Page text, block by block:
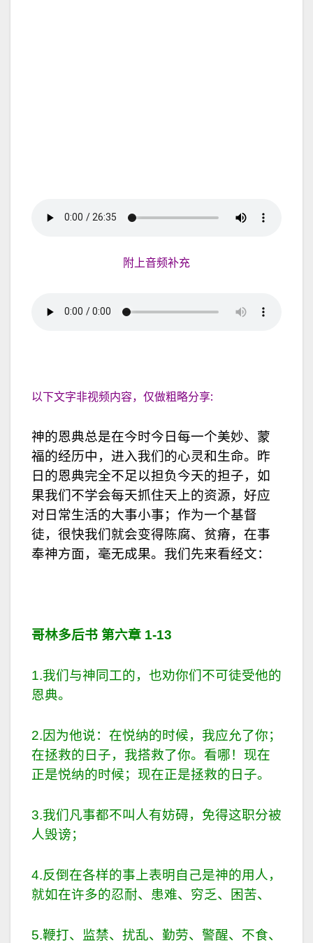
附上音频补充
以下文字非视频内容，仅做粗略分享:
神的恩典总是在今时今日每一个美妙、蒙
福的经历中，进入我们的心灵和生命。昨
日的恩典完全不足以担负今天的担子，如
果我们不学会每天抓住天上的资源，好应
对日常生活的大事小事；作为一个基督
徒，很快我们就会变得陈腐、贫瘠，在事
奉神方面，毫无成果。我们先来看经文：
哥林多后书 第六章 1-13
1.我们与神同工的，也劝你们不可徒受他的
恩典。
2.因为他说：在悦纳的时候，我应允了你；
在拯救的日子，我搭救了你。看哪！现在
正是悦纳的时候；现在正是拯救的日子。
3.我们凡事都不叫人有妨碍，免得这职分被
人毁谤；
4.反倒在各样的事上表明自己是神的用人，
就如在许多的忍耐、患难、穷乏、困苦、
5.鞭打、监禁、扰乱、勤劳、警醒、不食、